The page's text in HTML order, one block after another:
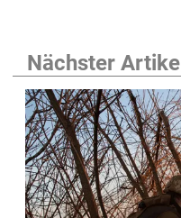
Nächster Artikel